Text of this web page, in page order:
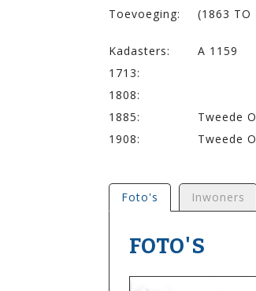
Toevoeging:
(1863 TO
Kadasters:
A 1159
1713:
1808:
1885:
Tweede
1908:
Tweede
Foto's Inwoners
FOTO'S